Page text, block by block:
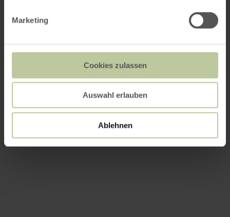
Marketing
Cookies zulassen
Auswahl erlauben
Ablehnen